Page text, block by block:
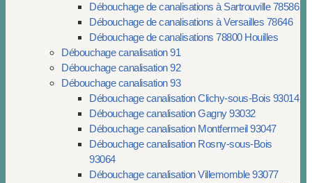
Débouchage de canalisations à Sartrouville 78586
Débouchage de canalisations à Versailles 78646
Débouchage de canalisations 78800 Houilles
Débouchage canalisation 91
Débouchage canalisation 92
Débouchage canalisation 93
Débouchage canalisation Clichy-sous-Bois 93014
Débouchage canalisation Gagny 93032
Débouchage canalisation Montfermeil 93047
Débouchage canalisation Rosny-sous-Bois
93064
Débouchage canalisation Villemomble 93077